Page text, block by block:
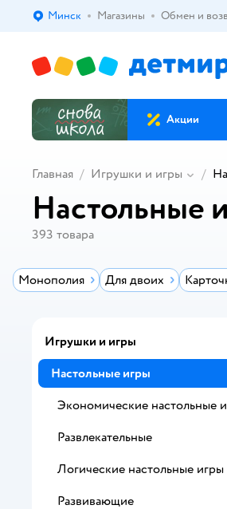
Выбор адреса доставки.
Минск Магазины Обмен и
Акции
Главная Игрушки и игры
Настольные
393 товара
Монополия Для двоих
Игрушки и игры
Настольные игры
Экономические настольные
Развлекательные
Логические настольные игры
Развивающие